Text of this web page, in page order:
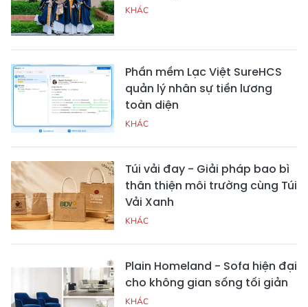
KHÁC
Phần mềm Lạc Việt SureHCS
quản lý nhân sự tiền lương
toàn diện
KHÁC
Túi vải đay - Giải pháp bao bì
thân thiện môi trường cùng Túi
Vải Xanh
KHÁC
Plain Homeland - Sofa hiện đại
cho không gian sống tối giản
KHÁC